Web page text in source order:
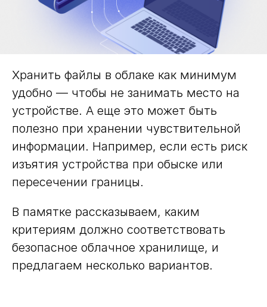
Хранить файлы в облаке как минимум
удобно — чтобы не занимать место на
устройстве. А еще это может быть
полезно при хранении чувствительной
информации. Например, если есть риск
изъятия устройства при обыске или
пересечении границы.
В памятке рассказываем, каким
критериям должно соответствовать
безопасное облачное хранилище, и
предлагаем несколько вариантов.